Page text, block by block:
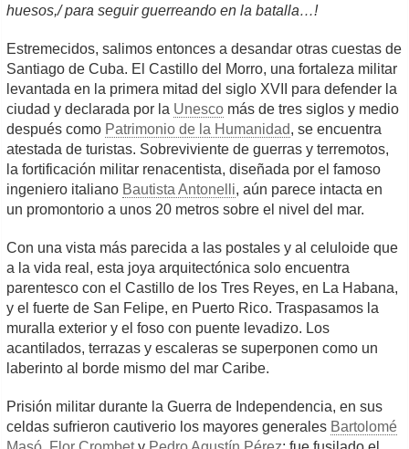
huesos,/ para seguir guerreando en la batalla…!
Estremecidos, salimos entonces a desandar otras cuestas de
Santiago de Cuba. El Castillo del Morro, una fortaleza militar
levantada en la primera mitad del siglo XVII para defender la
ciudad y declarada por la Unesco más de tres siglos y medio
después como Patrimonio de la Humanidad, se encuentra
atestada de turistas. Sobreviviente de guerras y terremotos,
la fortificación militar renacentista, diseñada por el famoso
ingeniero italiano Bautista Antonelli, aún parece intacta en
un promontorio a unos 20 metros sobre el nivel del mar.
Con una vista más parecida a las postales y al celuloide que
a la vida real, esta joya arquitectónica solo encuentra
parentesco con el Castillo de los Tres Reyes, en La Habana,
y el fuerte de San Felipe, en Puerto Rico. Traspasamos la
muralla exterior y el foso con puente levadizo. Los
acantilados, terrazas y escaleras se superponen como un
laberinto al borde mismo del mar Caribe.
Prisión militar durante la Guerra de Independencia, en sus
celdas sufrieron cautiverio los mayores generales Bartolomé